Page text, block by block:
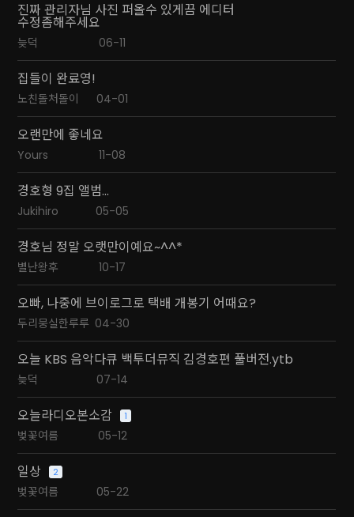
진짜 관리자님 사진 퍼올수 있게끔 에디터
수정좀해주세요
늦덕 06-11
집들이 완료영!
노친돌처돌이 04-01
오랜만에 좋네요
Yours 11-08
경호형 9집 앨범...
Jukihiro 05-05
경호님 정말 오랫만이예요~^^*
별난왕후 10-17
오빠, 나중에 브이로그로 택배 개봉기 어때요?
두리뭉실한루루 04-30
오늘 KBS 음악다큐 백투더뮤직 김경호편 풀버전.ytb
늦덕 07-14
오늘라디오본소감 1
벚꽃여름 05-12
일상 2
벚꽃여름 05-22